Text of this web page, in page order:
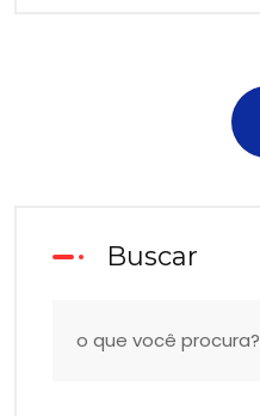
Buscar